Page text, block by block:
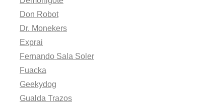
Don Robot
Dr. Monekers
Exprai
Fernando Sala Soler
Fuacka
Geekydog
Gualda Trazos